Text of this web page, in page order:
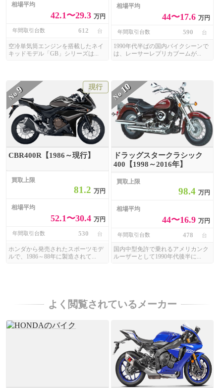
相場平均
42.1〜29.3 万円
年間取引台数 612 台
空冷単気筒エンジンを搭載したネイ
キッドモデル「GB」シリーズは...
相場平均
44〜17.6万円
年間取引台数 590 台
1990年代半ばの国内バイクシーンで
は、レーサーレプリカブームが...
No
9 現行
CBR400R【1986～現行】
買取上限
81.2 万円
相場平均
52.1〜30.4 万円
年間取引台数 530 台
ホンダから発売されたスポーツモデ
ルで、1986～88年に製造されて...
No
10
ドラッグスタークラシック
400【1998～2016年】
買取上限
98.4万円
相場平均
44〜16.9万円
年間取引台数 478 台
国内中型免許で乗れるアメリカンク
ルーザーとして1990年代後半に...
よく閲覧されているメーカー